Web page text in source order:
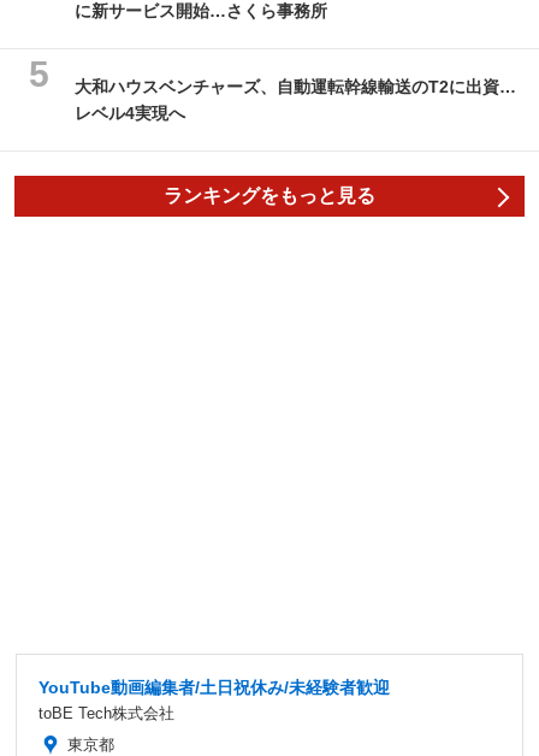
に新サービス開始…さくら事務所
大和ハウスベンチャーズ、自動運転幹線輸送のT2に出資…
レベル4実現へ
ランキングをもっと見る
YouTube動画編集者/土日祝休み/未経験者歓迎
toBE Tech株式会社
東京都